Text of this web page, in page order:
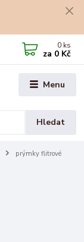
Menu
Hledat
0 ks
za 0 Kč
prýmky flitrové